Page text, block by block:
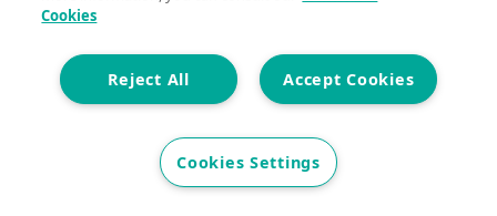
Cookies
Accept Cookies
Reject All
Cookies Settings